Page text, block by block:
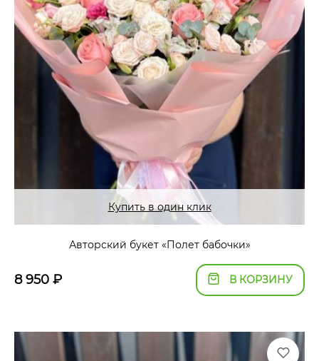
Купить в один клик
Авторский букет «Полет бабочки»
8 950 ₽ В КОРЗИНУ